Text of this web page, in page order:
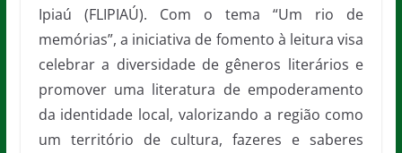
Ipiaú (FLIPIAÚ). Com o tema “Um rio de
memórias”, a iniciativa de fomento à leitura visa
celebrar a diversidade de gêneros literários e
promover uma literatura de empoderamento
da identidade local, valorizando a região como
um território de cultura, fazeres e saberes